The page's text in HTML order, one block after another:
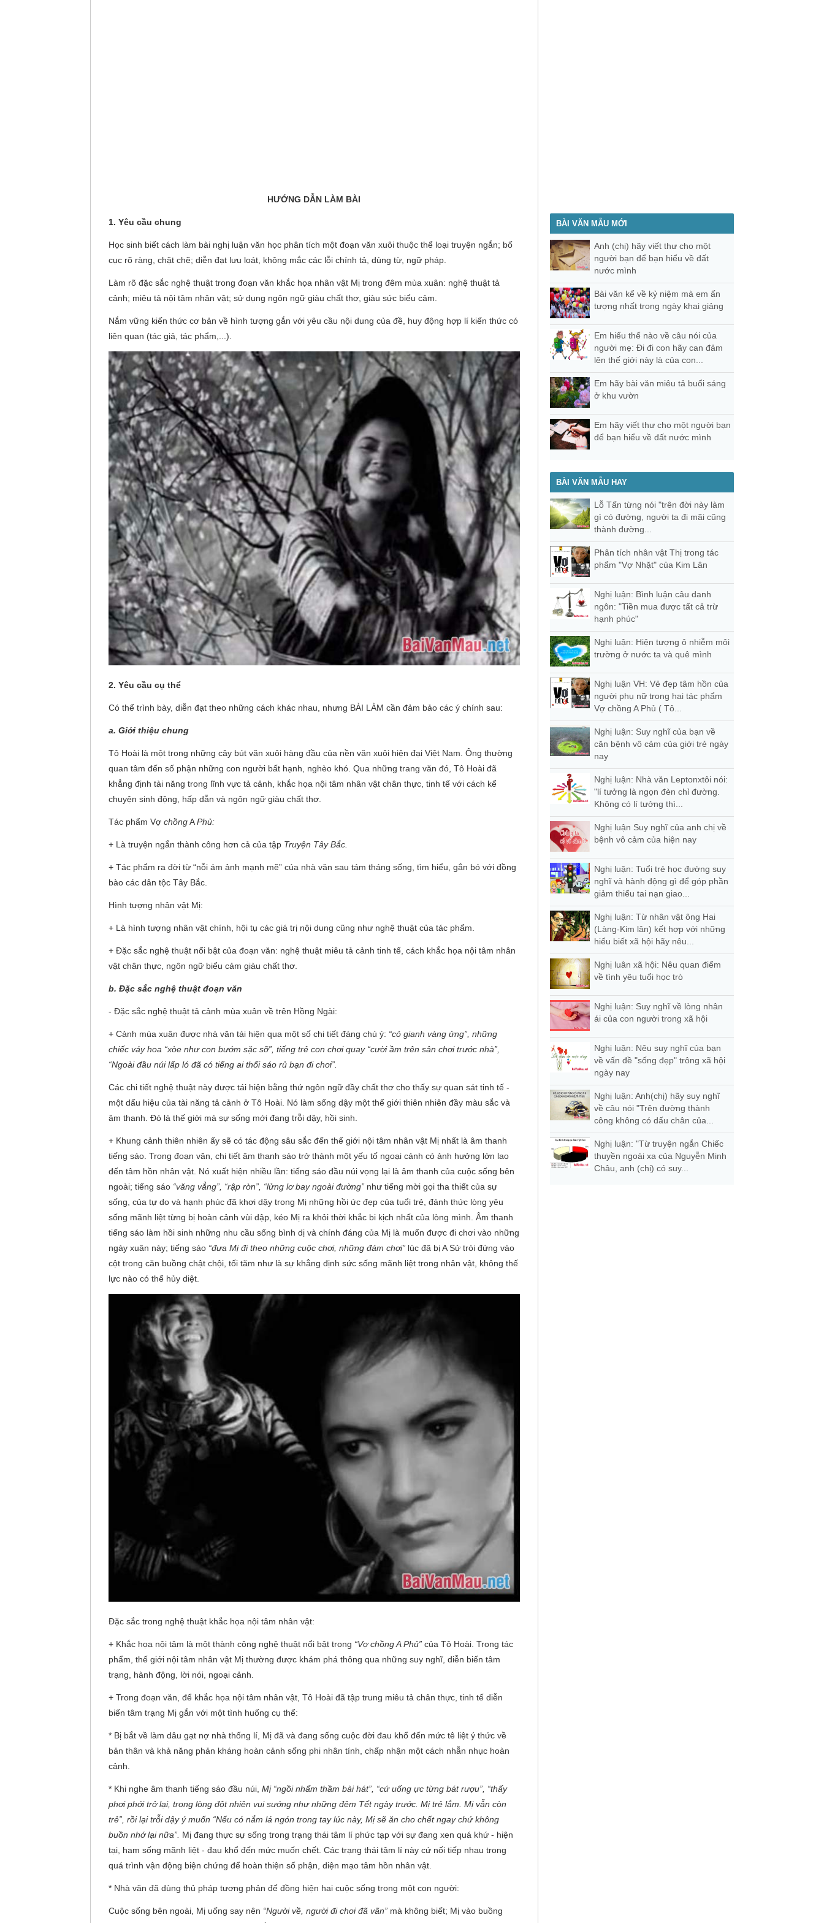
HƯỚNG DẪN LÀM BÀI
1. Yêu cầu chung
Học sinh biết cách làm bài nghị luận văn học phân tích một đoạn văn xuôi thuộc thể loại truyện ngắn; bố
cục rõ ràng, chặt chẽ; diễn đạt lưu loát, không mắc các lỗi chính tả, dùng từ, ngữ pháp.
Làm rõ đặc sắc nghệ thuật trong đoạn văn khắc họa nhân vật Mị trong đêm mùa xuân: nghệ thuật tả
cảnh; miêu tả nội tâm nhân vật; sử dụng ngôn ngữ giàu chất thơ, giàu sức biểu cảm.
Nắm vững kiến thức cơ bản về hình tượng gắn với yêu cầu nội dung của đề, huy động hợp lí kiến thức có
liên quan (tác giả, tác phẩm,...).
2. Yêu cầu cụ thể
Có thể trình bày, diễn đạt theo những cách khác nhau, nhưng BÀI LÀM cần đảm bảo các ý chính sau:
a. Giới thiệu chung
Tô Hoài là một trong những cây bút văn xuôi hàng đầu của nền văn xuôi hiện đại Việt Nam. Ông thường
quan tâm đến số phận những con người bất hạnh, nghèo khó. Qua những trang văn đó, Tô Hoài đã
khẳng định tài năng trong lĩnh vực tả cảnh, khắc họa nội tâm nhân vật chân thực, tinh tế với cách kể
chuyện sinh động, hấp dẫn và ngôn ngữ giàu chất thơ.
Tác phẩm VợchồngAPhủ:
+ Là truyện ngắn thành công hơn cả của tập Truyện Tây Bắc.
+ Tác phẩm ra đời từ “nỗi ám ảnh mạnh mẽ” cúa nhà văn sau tám tháng sống, tìm hiểu, gắn bó với đồng
bào các dân tộc Tây Bắc.
Hình tượng nhân vật Mị:
+ Là hình tượng nhân vật chính, hội tụ các giá trị nội dung cũng như nghệ thuật của tác phẩm.
+ Đặc sắc nghệ thuật nổi bật của đoạn văn: nghệ thuật miêu tả cảnh tinh tế, cách khắc họa nội tâm nhân
vật chân thực, ngôn ngữ biểu cảm giàu chất thơ.
b. Đặc sắc nghệ thuật đoạn văn
- Đặc sắc nghệ thuật tả cảnh mùa xuân về trên Hồng Ngài:
+ Cảnh mùa xuân được nhà văn tái hiện qua một số chi tiết đáng chú ý: “cỏ gianh vàng ửng”, những
chiếc váy hoa “xòe như con bướm sặc sỡ”, tiếng trẻ con chơi quay “cười ầm trên sân chơi trước nhà”,
“Ngoài đầu núi lấp ló đã có tiếng ai thổi sáo rủ bạn đi chơi”.
Các chi tiết nghệ thuật này được tái hiện bằng thứ ngôn ngữ đầy chất thơ cho thấy sự quan sát tinh tế -
một dấu hiệu của tài năng tả cảnh ở Tô Hoài. Nó làm sống dậy một thế giới thiên nhiên đầy màu sắc và
âm thanh. Đó là thế giới mà sự sống mới đang trỗi dậy, hồi sinh.
+ Khung cảnh thiên nhiên ấy sẽ có tác động sâu sắc đến thế giới nội tâm nhân vật Mị nhất là âm thanh
tiếng sáo. Trong đoạn văn, chi tiết âm thanh sáo trở thành một yếu tố ngoại cảnh có ảnh hưởng lớn lao
đến tâm hồn nhân vật. Nó xuất hiện nhiều lần: tiếng sáo đầu núi vọng lại là âm thanh của cuộc sống bên
ngoài; tiếng sáo “văng vẳng”, “rập rờn”, “lửng lơ bay ngoài đường” như tiếng mời gọi tha thiết của sự
sống, của tự do và hạnh phúc đã khơi dậy trong Mị những hồi ức đẹp của tuổi trẻ, đánh thức lòng yêu
sống mãnh liệt từng bị hoàn cảnh vùi dập, kéo Mị ra khỏi thời khắc bi kịch nhất của lòng mình. Âm thanh
tiếng sáo làm hồi sinh những nhu cầu sống bình dị và chính đáng của Mị là muốn được đi chơi vào những
ngày xuân này; tiếng sáo “đưa Mị đi theo những cuộc chơi, những đám chơi” lúc đã bị A Sử trói đứng vào
cột trong căn buồng chật chội, tối tăm như là sự khẳng định sức sống mãnh liệt trong nhân vật, không thế
lực nào có thể hủy diệt.
Đặc sắc trong nghệ thuật khắc họa nội tâm nhân vật:
+ Khắc họa nội tâm là một thành công nghệ thuật nổi bật trong “Vợ chồng A Phủ”của Tô Hoài. Trong tác
phẩm, thế giới nội tâm nhân vật Mị thường được khám phá thông qua những suy nghĩ, diễn biến tâm
trạng, hành động, lời nói, ngoại cảnh.
+ Trong đoạn văn, để khắc họa nội tâm nhân vật, Tô Hoài đã tập trung miêu tả chân thực, tinh tế diễn
biến tâm trạng Mị gắn với một tình huống cụ thể:
* Bị bắt về làm dâu gạt nợ nhà thống lí, Mị đã và đang sống cuộc đời đau khổ đến mức tê liệt ý thức về
bản thân và khả năng phản kháng hoàn cảnh sống phi nhân tính, chấp nhận một cách nhẫn nhục hoàn
cảnh.
* Khi nghe âm thanh tiếng sáo đầu núi,Mị “ngồi nhẩm thầm bài hát”, “cứ uống ực từng bát rượu”, “thấy
phơi phới trở lại, trong lòng đột nhiên vui sướng như những đêm Tết ngày trước. Mị trẻ lắm. Mị vẫn còn
trẻ”, rồi lại trỗi dậy ý muốn “Nếu có nắm lá ngón trong tay lúc này, Mị sẽ ăn cho chết ngay chứ không
buồn nhớ lại nữa”. Mị đang thực sự sống trong trạng thái tâm lí phức tạp với sự đang xen quá khứ - hiện
tại, ham sống mãnh liệt - đau khổ đến mức muốn chết. Các trạng thái tâm lí này cứ nối tiếp nhau trong
quá trình vận động biện chứng để hoàn thiện số phận, diện mạo tâm hồn nhân vật.
* Nhà văn đã dùng thủ pháp tương phản để đồng hiện hai cuộc sống trong một con người:
Cuộc sống bên ngoài, Mị uống say nên “Người về, người đi chơi đã vãn” mà không biết; Mị vào buồng
BÀI VĂN MẪU MỚI
Anh (chị) hãy viết thư cho một
người bạn để bạn hiểu về đất
nước mình
Bài văn kể về kỷ niệm mà em ấn
tượng nhất trong ngày khai giảng
Em hiểu thế nào về câu nói của
người mẹ: Đi đi con hãy can đảm
lên thế giới này là của con...
Em hãy bài văn miêu tả buổi sáng
ở khu vườn
Em hãy viết thư cho một người bạn
để bạn hiểu về đất nước mình
BÀI VĂN MẪU HAY
Lỗ Tấn từng nói "trên đời này làm
gì có đường, người ta đi mãi cũng
thành đường...
Phân tích nhân vật Thị trong tác
phẩm "Vợ Nhặt" của Kim Lân
Nghị luận: Bình luận câu danh
ngôn: "Tiền mua được tất cả trừ
hạnh phúc"
Nghị luận: Hiện tượng ô nhiễm môi
trường ở nước ta và quê mình
Nghị luận VH: Vẻ đẹp tâm hồn của
người phụ nữ trong hai tác phẩm
Vợ chồng A Phủ ( Tô...
Nghị luận: Suy nghĩ của bạn về
căn bệnh vô cảm của giới trẻ ngày
nay
Nghị luận: Nhà văn Leptonxtôi nói:
"lí tưởng là ngọn đèn chỉ đường.
Không có lí tưởng thì...
Nghị luận Suy nghĩ của anh chị về
bệnh vô cảm của hiện nay
Nghị luận: Tuổi trẻ học đường suy
nghĩ và hành động gì để góp phần
giảm thiểu tai nạn giao...
Nghị luận: Từ nhân vật ông Hai
(Làng-Kim lân) kết hợp với những
hiểu biết xã hội hãy nêu...
Nghị luân xã hội: Nêu quan điểm
về tình yêu tuổi học trò
Nghị luận: Suy nghĩ về lòng nhân
ái của con người trong xã hội
Nghị luận: Nêu suy nghĩ của bạn
về vấn đề "sống đẹp" trông xã hội
ngày nay
Nghị luận: Anh(chị) hãy suy nghĩ
về câu nói "Trên đường thành
công không có dấu chân của...
Nghị luận: "Từ truyện ngắn Chiếc
thuyền ngoài xa của Nguyễn Minh
Châu, anh (chị) có suy...